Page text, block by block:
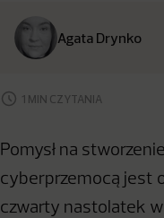
Agata Drynko
1 MIN CZYTANIA
Pomysł na
cyberprzemocą jest
czwarty nastolatek w